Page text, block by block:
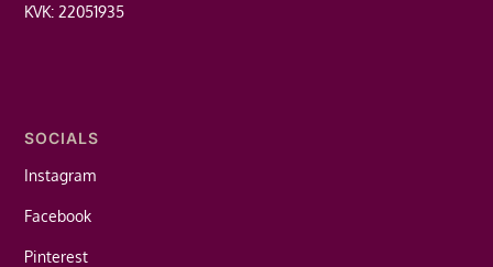
KVK: 22051935
SOCIALS
Instagram
Facebook
Pinterest